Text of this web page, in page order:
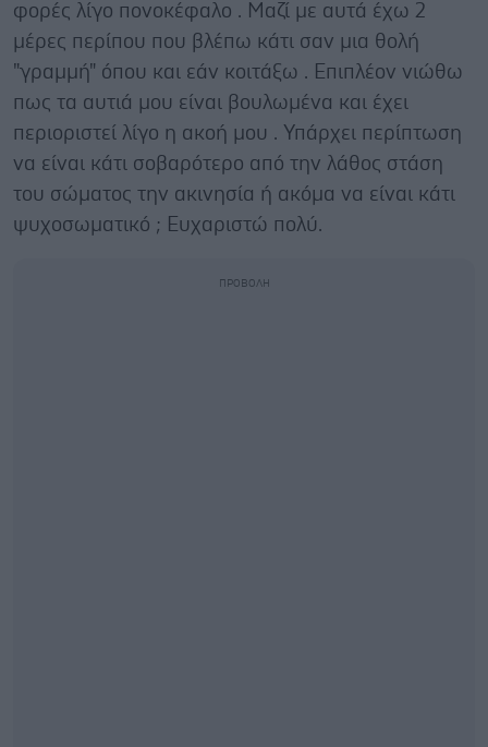
φορές λίγο πονοκέφαλο . Μαζί με αυτά έχω 2
μέρες περίπου που βλέπω κάτι σαν μια θολή
"γραμμή" όπου και εάν κοιτάξω . Επιπλέον νιώθω
πως τα αυτιά μου είναι βουλωμένα και έχει
περιοριστεί λίγο η ακοή μου . Υπάρχει περίπτωση
να είναι κάτι σοβαρότερο από την λάθος στάση
του σώματος την ακινησία ή ακόμα να είναι κάτι
ψυχοσωματικό ; Ευχαριστώ πολύ.